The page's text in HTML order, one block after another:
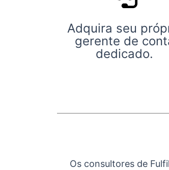
Adquira seu
gerente de
dedicado.
Os consultores de